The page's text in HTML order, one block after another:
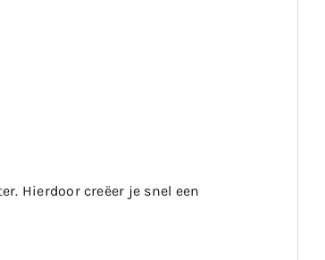
Hierdoor creëer je snel een